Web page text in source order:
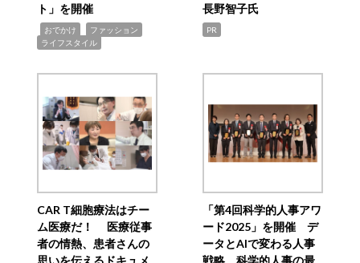
ト」を開催
おでかけ ファッション
ライフスタイル
長野智子氏
PR
CAR T細胞療法はチー
ム医療だ！ 医療従事
者の情熱、患者さんの
「第4回科学的人事アワ
ード2025」を開催 デ
ータとAIで変わる人事